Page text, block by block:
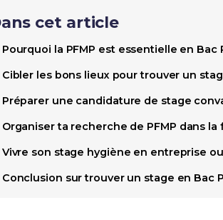
cet article
Pourquoi la PFMP est essentielle en Bac
Cibler les bons lieux pour trouver un
Préparer une candidature de stage
Organiser ta recherche de PFMP dans la
Vivre son stage hygiène en entreprise ou
Conclusion sur trouver un stage en Bac